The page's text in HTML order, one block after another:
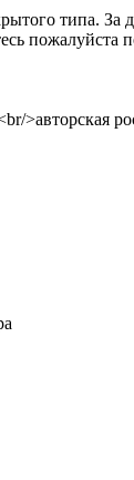
типа. За
пожалуйста